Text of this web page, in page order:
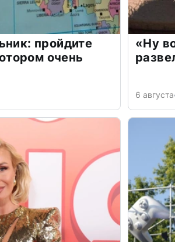
пройдите
очень
«Ну
6 августа